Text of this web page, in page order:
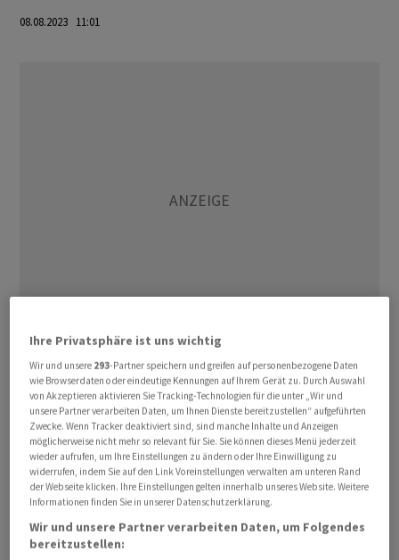
08.08.2023 11:01
"Die Bafa-Zahlen sind ein Zeugnis der enormen
Verunsicherung, die das geplante Heizungsgesetz
ausgelöst hat", sagte der Sprecher des Zentralverbands
Sanitär Heizung Klima, Frank Ebisch, den Funke-
Zeitungen. Die Betriebe wüssten nicht, wie sie
rechtssicher beraten könnten und wie es mit der
Förderung weitergehe. "Da kann es nicht überraschen,
dass Verbraucher und Firmen in der derzeitigen Lage
lieber abwarten."
Ihre Privatsphäre ist uns wichtig
Wir und unsere 293-Partner speichern und greifen auf personenbezogene Daten
wie Browserdaten oder eindeutige Kennungen auf Ihrem Gerät zu. Durch Auswahl
von Akzeptieren aktivieren Sie Tracking-Technologien für die unter „Wir und
unsere Partner verarbeiten Daten, um Ihnen Dienste bereitzustellen“ aufgeführten
Zwecke. Wenn Tracker deaktiviert sind, sind manche Inhalte und Anzeigen
möglicherweise nicht mehr so relevant für Sie. Sie können dieses Menü jederzeit
wieder aufrufen, um Ihre Einstellungen zu ändern oder Ihre Einwilligung zu
widerrufen, indem Sie auf den Link Voreinstellungen verwalten am unteren Rand
der Webseite klicken. Ihre Einstellungen gelten innerhalb unseres Website. Weitere
Informationen finden Sie in unserer Datenschutzerklärung.
Wir und unsere Partner verarbeiten Daten, um Folgendes
bereitzustellen: